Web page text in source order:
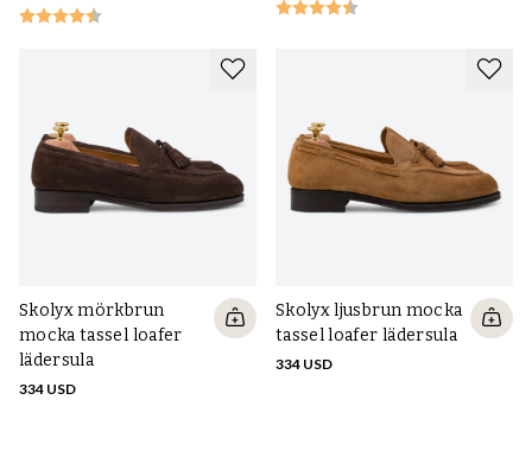
Skolyx mörkbrun
mocka tassel loafer
lädersula
334 USD
Skolyx ljusbrun mocka
tassel loafer lädersula
334 USD